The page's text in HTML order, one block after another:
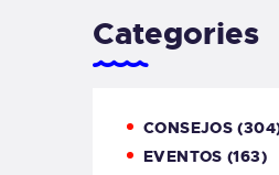
Categories
CONSEJOS
EVENTOS (163)